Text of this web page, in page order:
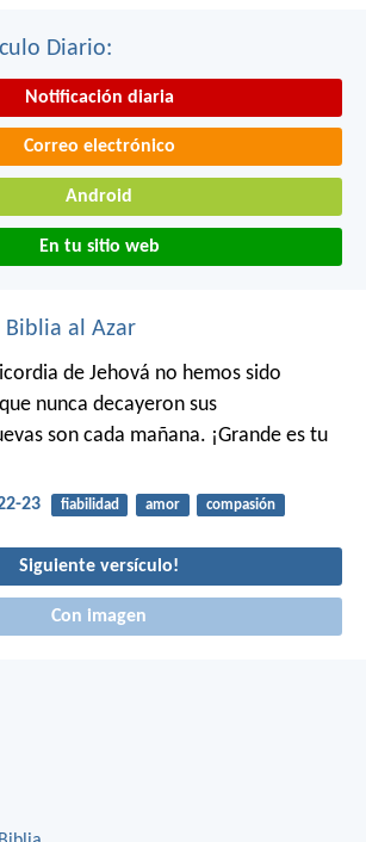
Diario:
Notificación diaria
Correo electrónico
Android
En tu sitio web
Biblia al Azar
de Jehová no hemos sido
nunca decayeron sus
son cada mañana. ¡Grande es tu
23 fiabilidad amor compasión
Siguiente versículo!
Con imagen